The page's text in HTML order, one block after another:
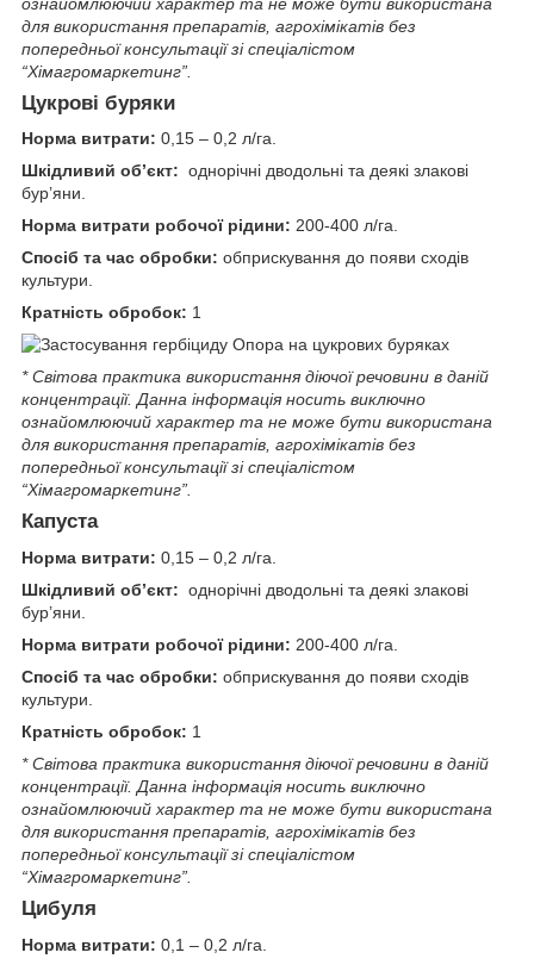
для використання препаратiв, агрохiмiкатiв без
попередньої консультації зі спеціалістом
“Хімагромаркетинг”.
Цукрові буряки
Норма витрати: 0,15 – 0,2 л/га.
Шкідливий об’єкт: однорічні дводольні та деякі злакові
бур’яни.
Норма витрати робочої рідини: 200-400 л/га.
Спосіб та час обробки: обприскування до появи сходів
культури.
Кратність обробок: 1
* Світова практика використання діючої речовини в даній
концентрації. Данна iнформацiя носить виключно
ознайомлюючий характер та не може бути використана
для використання препаратiв, агрохiмiкатiв без
попередньої консультації зі спеціалістом
“Хімагромаркетинг”.
Капуста
Норма витрати: 0,15 – 0,2 л/га.
Шкідливий об’єкт: однорічні дводольні та деякі злакові
бур’яни.
Норма витрати робочої рідини: 200-400 л/га.
Спосіб та час обробки: обприскування до появи сходів
культури.
Кратність обробок: 1
* Світова практика використання діючої речовини в даній
концентрації. Данна iнформацiя носить виключно
ознайомлюючий характер та не може бути використана
для використання препаратiв, агрохiмiкатiв без
попередньої консультації зі спеціалістом
“Хімагромаркетинг”.
Цибуля
Норма витрати: 0,1 – 0,2 л/га.